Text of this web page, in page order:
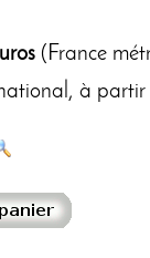
(France
à partir